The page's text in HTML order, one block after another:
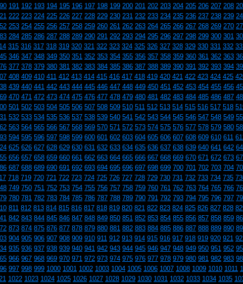
191 192 193 194 195 196 197 198 199 200 201 202 203 204 205 206 207 208
222 223 224 225 226 227 228 229 230 231 232 233 234 235 236 237 238 239
253 254 255 256 257 258 259 260 261 262 263 264 265 266 267 268 269 270
284 285 286 287 288 289 290 291 292 293 294 295 296 297 298 299 300 301
315 316 317 318 319 320 321 322 323 324 325 326 327 328 329 330 331 332
346 347 348 349 350 351 352 353 354 355 356 357 358 359 360 361 362 363
377 378 379 380 381 382 383 384 385 386 387 388 389 390 391 392 393 394
408 409 410 411 412 413 414 415 416 417 418 419 420 421 422 423 424 425
439 440 441 442 443 444 445 446 447 448 449 450 451 452 453 454 455 456
470 471 472 473 474 475 476 477 478 479 480 481 482 483 484 485 486 487
501 502 503 504 505 506 507 508 509 510 511 512 513 514 515 516 517 518
532 533 534 535 536 537 538 539 540 541 542 543 544 545 546 547 548 549
563 564 565 566 567 568 569 570 571 572 573 574 575 576 577 578 579 580
594 595 596 597 598 599 600 601 602 603 604 605 606 607 608 609 610 611
625 626 627 628 629 630 631 632 633 634 635 636 637 638 639 640 641 642
656 657 658 659 660 661 662 663 664 665 666 667 668 669 670 671 672 673
687 688 689 690 691 692 693 694 695 696 697 698 699 700 701 702 703 704
718 719 720 721 722 723 724 725 726 727 728 729 730 731 732 733 734 735
749 750 751 752 753 754 755 756 757 758 759 760 761 762 763 764 765 766
780 781 782 783 784 785 786 787 788 789 790 791 792 793 794 795 796 797
811 812 813 814 815 816 817 818 819 820 821 822 823 824 825 826 827 828
842 843 844 845 846 847 848 849 850 851 852 853 854 855 856 857 858 859
873 874 875 876 877 878 879 880 881 882 883 884 885 886 887 888 889 890
904 905 906 907 908 909 910 911 912 913 914 915 916 917 918 919 920 921
935 936 937 938 939 940 941 942 943 944 945 946 947 948 949 950 951 952
966 967 968 969 970 971 972 973 974 975 976 977 978 979 980 981 982 983
997 998 999 1000 1001 1002 1003 1004 1005 1006 1007 1008 1009 1010 1011
1022 1023 1024 1025 1026 1027 1028 1029 1030 1031 1032 1033 1034 1035